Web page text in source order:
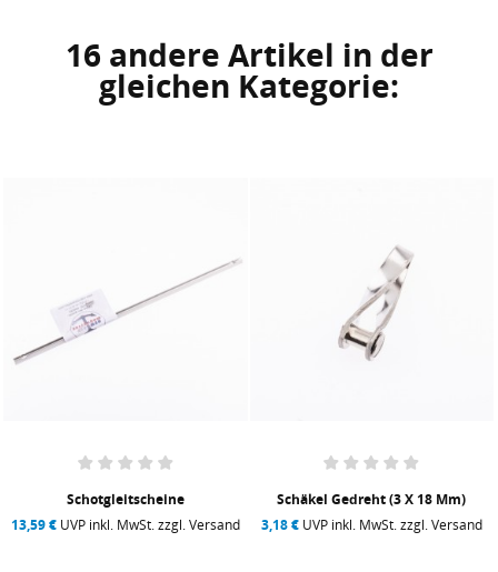
16 andere Artikel in der
gleichen Kategorie:
Schotgleitscheine
13,59 €UVP inkl. MwSt. zzgl. Versand
Schäkel Gedreht (3 X 18 Mm)
3,18 €UVP inkl. MwSt. zzgl. Versand